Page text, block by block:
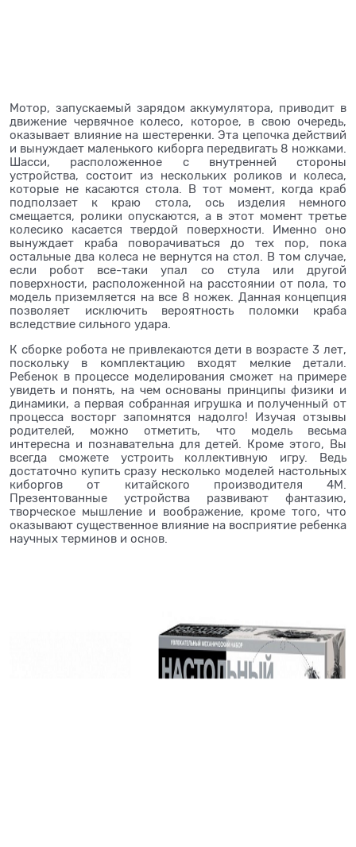
Мотор, запускаемый зарядом аккумулятора, приводит в
движение червячное колесо, которое, в свою очередь,
оказывает влияние на шестеренки. Эта цепочка действий
и вынуждает маленького киборга передвигать 8 ножками.
Шасси, расположенное с внутренней стороны
устройства, состоит из нескольких роликов и колеса,
которые не касаются стола. В тот момент, когда краб
подползает к краю стола, ось изделия немного
смещается, ролики опускаются, а в этот момент третье
колесико касается твердой поверхности. Именно оно
вынуждает краба поворачиваться до тех пор, пока
остальные два колеса не вернутся на стол. В том случае,
если робот все-таки упал со стула или другой
поверхности, расположенной на расстоянии от пола, то
модель приземляется на все 8 ножек. Данная концепция
позволяет исключить вероятность поломки краба
вследствие сильного удара.
К сборке робота не привлекаются дети в возрасте 3 лет,
поскольку в комплектацию входят мелкие детали.
Ребенок в процессе моделирования сможет на примере
увидеть и понять, на чем основаны принципы физики и
динамики, а первая собранная игрушка и полученный от
процесса восторг запомнятся надолго! Изучая отзывы
родителей, можно отметить, что модель весьма
интересна и познавательна для детей. Кроме этого, Вы
всегда сможете устроить коллективную игру. Ведь
достаточно купить сразу несколько моделей настольных
киборгов от китайского производителя 4М.
Презентованные устройства развивают фантазию,
творческое мышление и воображение, кроме того, что
оказывают существенное влияние на восприятие ребенка
научных терминов и основ.